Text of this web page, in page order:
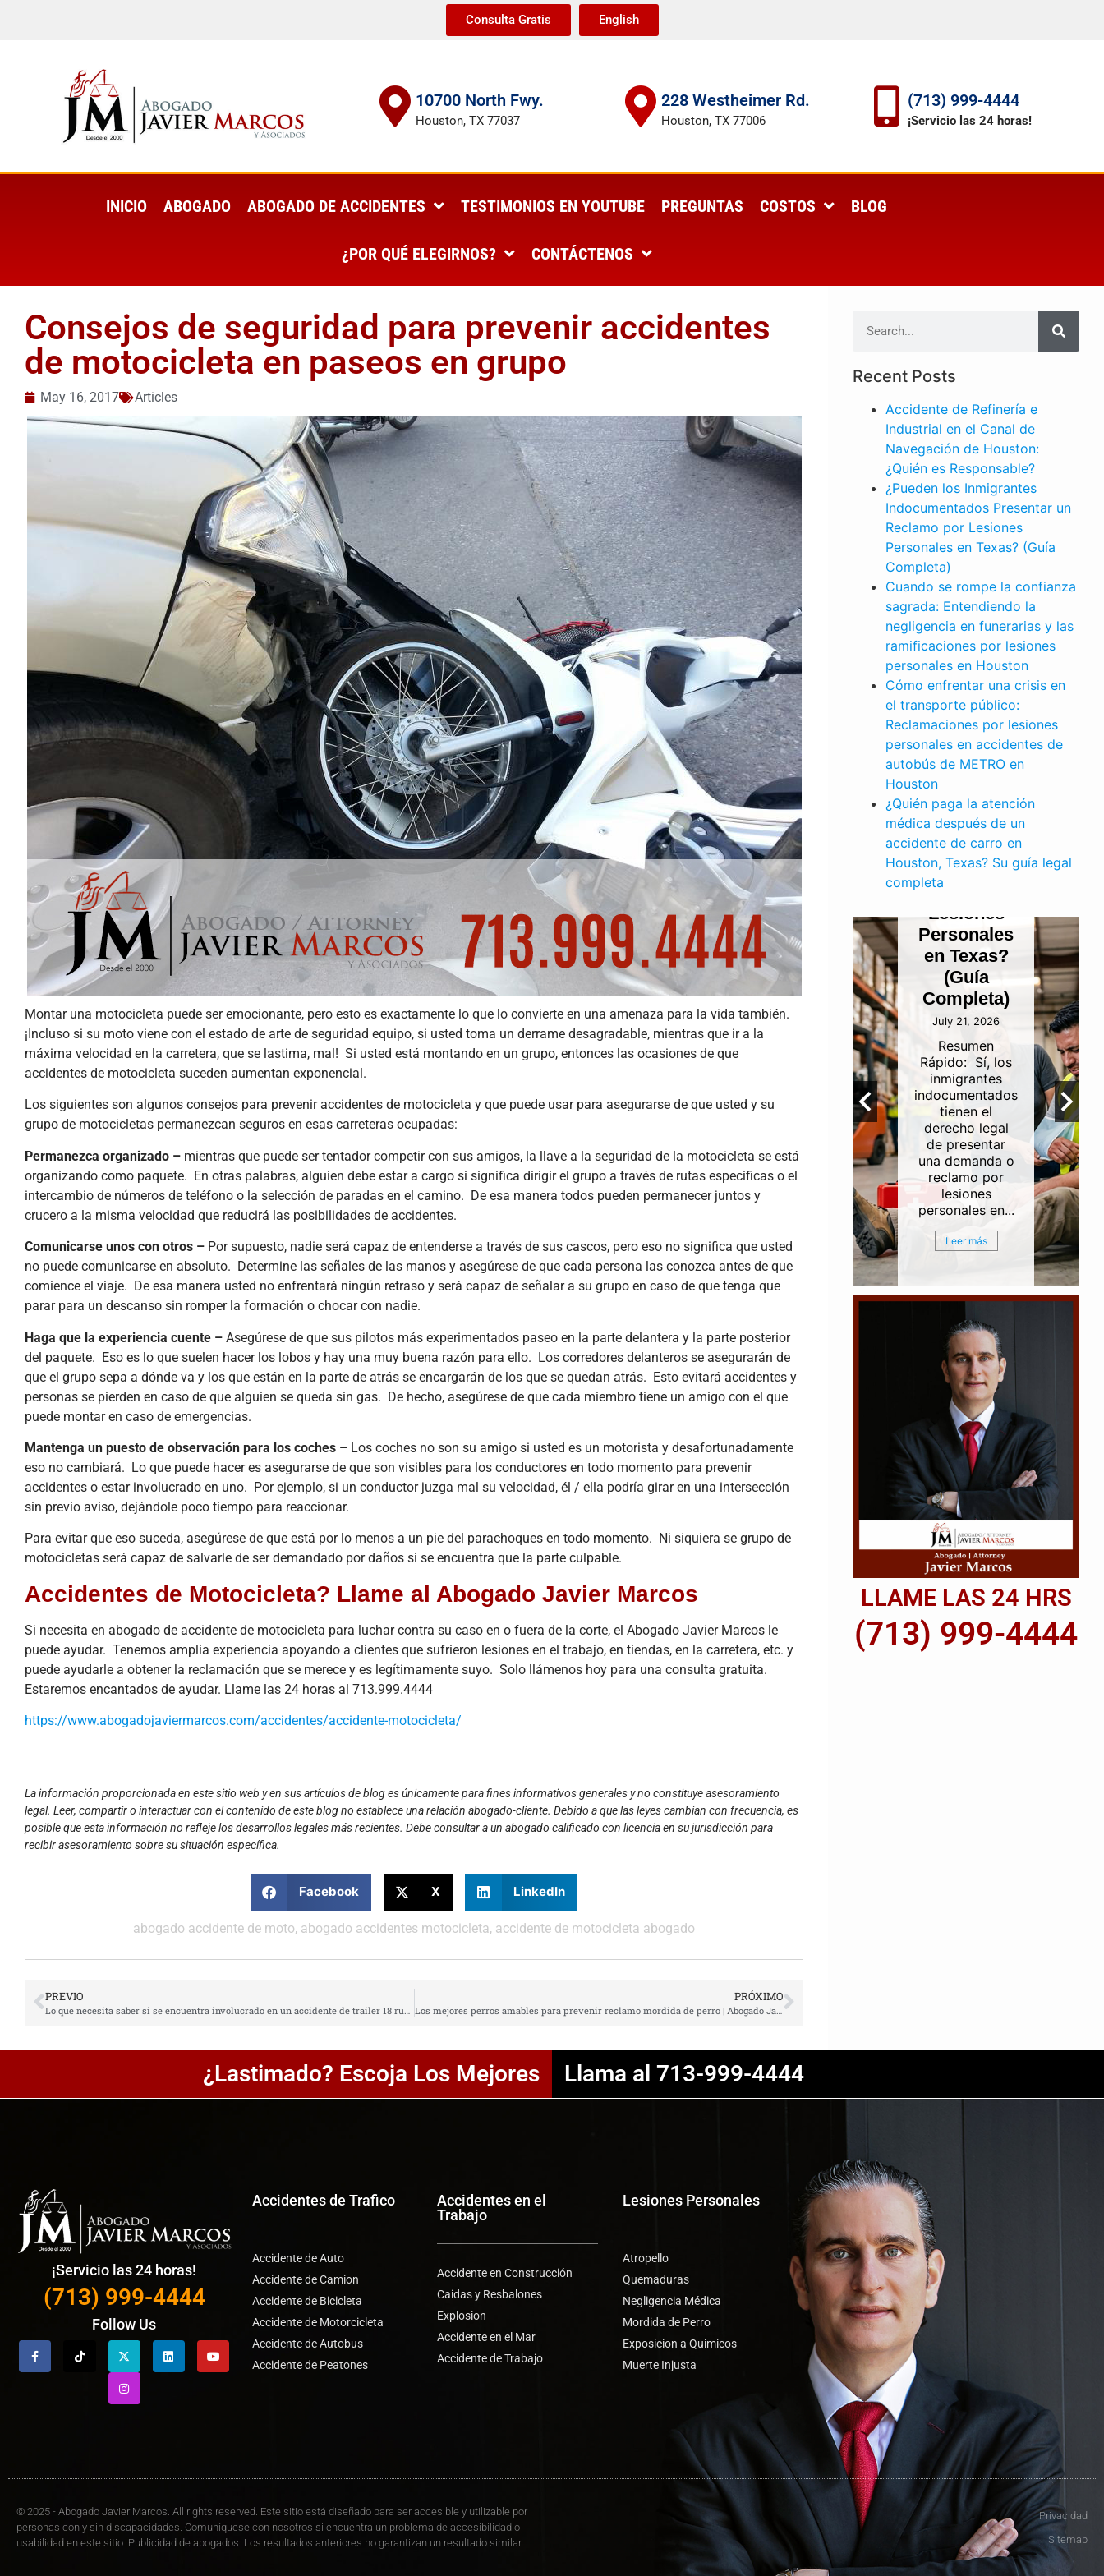
Consulta Gratis English
10700 North Fwy.
Houston, TX 77037
228 Westheimer Rd.
Houston, TX 77006
(713) 999-4444
¡Servicio las 24 horas!
INICIO ABOGADO ABOGADO DE ACCIDENTES TESTIMONIOS EN YOUTUBE PREGUNTAS COSTOS BLOG
¿POR QUÉ ELEGIRNOS? CONTÁCTENOS
Consejos de seguridad para prevenir accidentes
de motocicleta en paseos en grupo
May 16, 2017 Articles
Montar una motocicleta puede ser emocionante, pero esto es exactamente lo que lo convierte en una amenaza para la vida también.
¡Incluso si su moto viene con el estado de arte de seguridad equipo, si usted toma un derrame desagradable, mientras que ir a la
máxima velocidad en la carretera, que se lastima, mal! Si usted está montando en un grupo, entonces las ocasiones de que
accidentes de motocicleta suceden aumentan exponencial.
Los siguientes son algunos consejos para prevenir accidentes de motocicleta y que puede usar para asegurarse de que usted y su
grupo de motocicletas permanezcan seguros en esas carreteras ocupadas:
Permanezca organizado – mientras que puede ser tentador competir con sus amigos, la llave a la seguridad de la motocicleta se está
organizando como paquete. En otras palabras, alguien debe estar a cargo si significa dirigir el grupo a través de rutas especificas o el
intercambio de números de teléfono o la selección de paradas en el camino. De esa manera todos pueden permanecer juntos y
crucero a la misma velocidad que reducirá las posibilidades de accidentes.
Comunicarse unos con otros – Por supuesto, nadie será capaz de entenderse a través de sus cascos, pero eso no significa que usted
no puede comunicarse en absoluto. Determine las señales de las manos y asegúrese de que cada persona las conozca antes de que
comience el viaje. De esa manera usted no enfrentará ningún retraso y será capaz de señalar a su grupo en caso de que tenga que
parar para un descanso sin romper la formación o chocar con nadie.
Haga que la experiencia cuente – Asegúrese de que sus pilotos más experimentados paseo en la parte delantera y la parte posterior
del paquete. Eso es lo que suelen hacer los lobos y hay una muy buena razón para ello. Los corredores delanteros se asegurarán de
que el grupo sepa a dónde va y los que están en la parte de atrás se encargarán de los que se quedan atrás. Esto evitará accidentes y
personas se pierden en caso de que alguien se queda sin gas. De hecho, asegúrese de que cada miembro tiene un amigo con el que
puede montar en caso de emergencias.
Mantenga un puesto de observación para los coches – Los coches no son su amigo si usted es un motorista y desafortunadamente
eso no cambiará. Lo que puede hacer es asegurarse de que son visibles para los conductores en todo momento para prevenir
accidentes o estar involucrado en uno. Por ejemplo, si un conductor juzga mal su velocidad, él / ella podría girar en una intersección
sin previo aviso, dejándole poco tiempo para reaccionar.
Para evitar que eso suceda, asegúrese de que está por lo menos a un pie del parachoques en todo momento. Ni siquiera se grupo de
motocicletas será capaz de salvarle de ser demandado por daños si se encuentra que la parte culpable.
Accidentes de Motocicleta? Llame al Abogado Javier Marcos
Si necesita en abogado de accidente de motocicleta para luchar contra su caso en o fuera de la corte, el Abogado Javier Marcos le
puede ayudar. Tenemos amplia experiencia apoyando a clientes que sufrieron lesiones en el trabajo, en tiendas, en la carretera, etc. y
puede ayudarle a obtener la reclamación que se merece y es legítimamente suyo. Solo llámenos hoy para una consulta gratuita.
Estaremos encantados de ayudar. Llame las 24 horas al 713.999.4444
https://www.abogadojaviermarcos.com/accidentes/accidente-motocicleta/
La información proporcionada en este sitio web y en sus artículos de blog es únicamente para fines informativos generales y no constituye asesoramiento
legal. Leer, compartir o interactuar con el contenido de este blog no establece una relación abogado-cliente. Debido a que las leyes cambian con frecuencia, es
posible que esta información no refleje los desarrollos legales más recientes. Debe consultar a un abogado calificado con licencia en su jurisdicción para
recibir asesoramiento sobre su situación específica.
Facebook X LinkedIn
abogado accidente de moto, abogado accidentes motocicleta, accidente de motocicleta abogado
PREVIO PRÓXIMO
Los mejores perros amables para prevenir reclamo mordida de perro | Abogado Javier Marcos
Recent Posts
Accidente de Refinería e
Industrial en el Canal de
Navegación de Houston:
¿Quién es Responsable?
¿Pueden los Inmigrantes
Indocumentados Presentar un
Reclamo por Lesiones
Personales en Texas? (Guía
Completa)
Cuando se rompe la confianza
sagrada: Entendiendo la
negligencia en funerarias y las
ramificaciones por lesiones
personales en Houston
Cómo enfrentar una crisis en
el transporte público:
Reclamaciones por lesiones
personales en accidentes de
autobús de METRO en
Houston
¿Quién paga la atención
médica después de un
accidente de carro en
Houston, Texas? Su guía legal
completa
ACCIDENTE DE
CAMION O TRAILER
La
Actualización
de la
FMCSA
2026: Cómo
la Nueva
Verificación
Digital
Afecta su
Reclamo
por
Accidente
de Camión
January 30, 2026
El panorama de
la seguridad y
transporte de
carga comercial
una
transformación
monumental
Leer más
ACCIDENTE TRABAJO
Accidente
de Refinería
e Industrial
en el Canal
de
Navegación
de Houston:
¿Quién es
Responsable?
August 5, 2026
Resumen
rápidoLa
en los
accidentes de
largo del Canal
de Navegación
de Houston
Leer más
¿Pueden
Inmigrantes
Indocumentados
Presentar
un Reclamo
Lesiones
Personales
en Texas?
(Guía
Completa)
July 21, 2026
Resumen
Rápido: Sí, los
inmigrantes
indocumentados
tienen el
derecho legal
de presentar
una demanda o
reclamo por
lesiones
personales en...
Leer más
LLAME LAS 24 HRS
(713) 999-4444
¿Lastimado? Escoja Los Mejores Llama al 713-999-4444
¡Servicio las 24 horas!
(713) 999-4444
Follow Us
Accidentes de Trafico
Accidente de Auto
Accidente de Camion
Accidente de Bicicleta
Accidente de Motorcicleta
Accidente de Autobus
Accidente de Peatones
Accidentes en el
Trabajo
Accidente en Construcción
Caidas y Resbalones
Explosion
Accidente en el Mar
Accidente de Trabajo
Lesiones Personales
Atropello
Quemaduras
Negligencia Médica
Mordida de Perro
Exposicion a Quimicos
Muerte Injusta
© 2025 - Abogado Javier Marcos. All rights reserved. Este sitio está diseñado para ser accesible y utilizable por
personas con y sin discapacidades. Comuníquese con nosotros si encuentra un problema de accesibilidad o
usabilidad en este sitio. Publicidad de abogados. Los resultados anteriores no garantizan un resultado similar.
Privacidad
Sitemap